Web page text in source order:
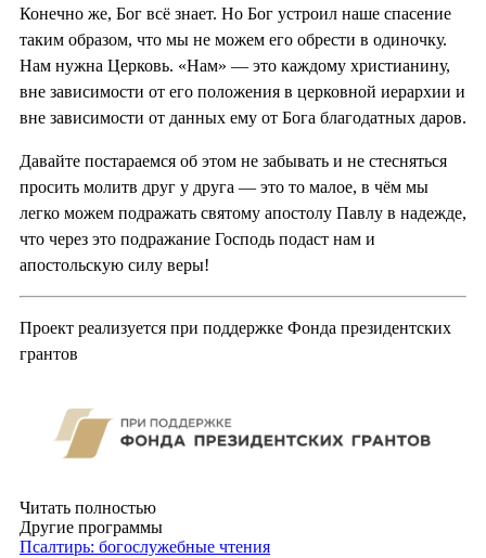
Конечно же, Бог всё знает. Но Бог устроил наше спасение
таким образом, что мы не можем его обрести в одиночку.
Нам нужна Церковь. «Нам» — это каждому христианину,
вне зависимости от его положения в церковной иерархии и
вне зависимости от данных ему от Бога благодатных даров.
Давайте постараемся об этом не забывать и не стесняться
просить молитв друг у друга — это то малое, в чём мы
легко можем подражать святому апостолу Павлу в надежде,
что через это подражание Господь подаст нам и
апостольскую силу веры!
Проект реализуется при поддержке Фонда президентских
грантов
Читать полностью
Другие программы
Псалтирь: богослужебные чтения